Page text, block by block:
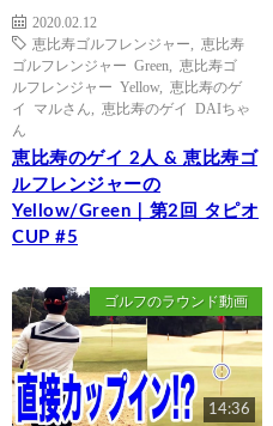
2020.02.12
恵比寿ゴルフレンジャー
恵比寿
ゴルフレンジャー Green
恵比寿ゴ
ルフレンジャー Yellow, 恵比寿のゲ
イ マルさん
恵比寿のゲイ DAIちゃ
ん
恵比寿のゲイ 2人 & 恵比寿ゴ
ルフレンジャーの
Yellow/Green｜第2回 タピオ
CUP #5
ゴルフのラウンド動画
14:36